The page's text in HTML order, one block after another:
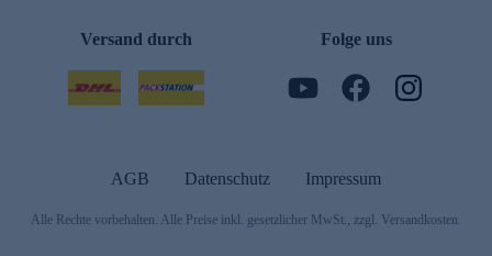
Versand durch Folge uns
AGB Datenschutz Impressum
Alle Rechte vorbehalten. Alle Preise inkl. gesetzlicher MwSt., zzgl. Versandkosten.